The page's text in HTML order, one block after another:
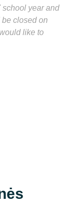
school year and
closed on
like to